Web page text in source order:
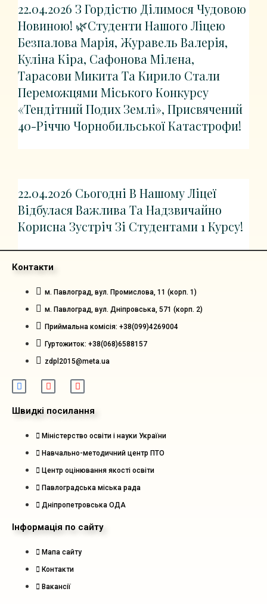
22.04.2026 З Гордістю Ділимося Чудовою
Новиною! 🌿Студенти Нашого Ліцею
Безпалова Марія, Журавель Валерія,
Куліна Кіра, Сафонова Мілєна,
Тарасови Микита Та Кирило Стали
Переможцями Міського Конкурсу
«Тендітний Подих Землі», Присвячений
40-Річчю Чорнобильської Катастрофи!
22.04.2026 Сьогодні В Нашому Ліцеї
Відбулася Важлива Та Надзвичайно
Корисна Зустріч Зі Студентами 1 Курсу!
Контакти
м. Павлоград, вул. Промислова, 11 (корп. 1)
м. Павлоград, вул. Дніпровська, 571 (корп. 2)
Приймальна комісія: +38(099)4269004
Гуртожиток: +38(068)6588157
zdpl2015@meta.ua
Швидкі посилання
Міністерство освіти і науки України
Навчально-методичний центр ПТО
Центр оцінювання якості освіти
Павлоградська міська рада
Дніпропетровська ОДА
Інформація по сайту
Мапа сайту
Контакти
Вакансії